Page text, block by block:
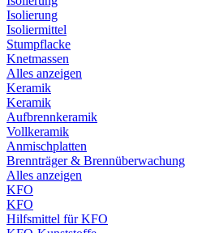
Isolierung
Isoliermittel
Stumpflacke
Knetmassen
Alles anzeigen
Keramik
Keramik
Aufbrennkeramik
Vollkeramik
Anmischplatten
Brennträger & Brennüberwachung
Alles anzeigen
KFO
KFO
Hilfsmittel für KFO